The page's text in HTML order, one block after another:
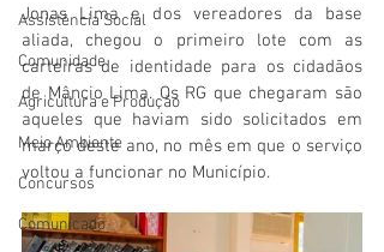
Assistência Social
Comunidade
Agricultura e Produção
Meio Ambiente
Concursos
Comunicado
Jonas Lima e dos vereadores da base
aliada, chegou o primeiro lote com as
carteiras de identidade para os cidadãos
de Mâncio Lima. Os RG que chegaram são
aqueles que haviam sido solicitados em
março deste ano, no mês em que o serviço
voltou a funcionar no Município.